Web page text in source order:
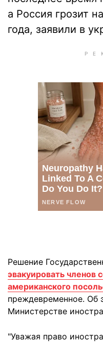
а Россия грозит
года, заявили в
Решение
эвакуировать членов
американского
преждевременное. Об
Министерстве
"Уважая право